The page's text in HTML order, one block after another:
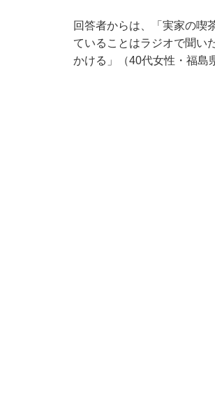
回答者からは、「実家の喫
ていることはラジオで聞い
かける」（40代女性・福島